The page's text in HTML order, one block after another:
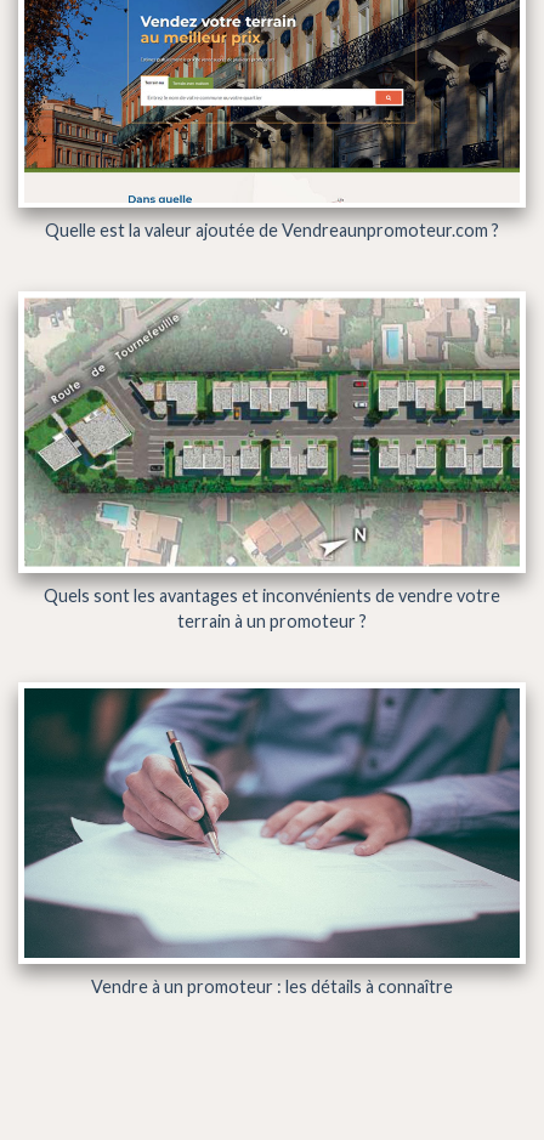
Quelle est la valeur ajoutée de Vendreaunpromoteur.com ?
Quels sont les avantages et inconvénients de vendre votre
terrain à un promoteur ?
Vendre à un promoteur : les détails à connaître